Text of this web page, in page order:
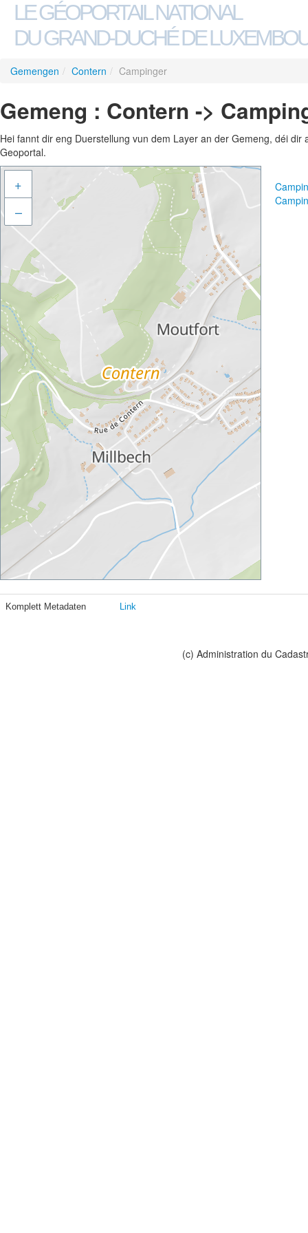
LE GÉOPORTAIL NATIONAL
DU GRAND-DUCHÉ DE
Gemengen / Contern / Campinger
Gemeng : Contern ->
Hei fannt dir eng Duerstellung vun dem Layer an der Gemeng, déi
Geoportal.
+
–
Komplett Metadaten Link
(c) Administration du